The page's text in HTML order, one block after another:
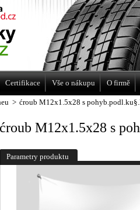
> ćroub M12x1.5x28 s
ćroub M12x1.5x28 s
Parametry produktu
Alu kola
Certifikace Vše o nákupu O firmě